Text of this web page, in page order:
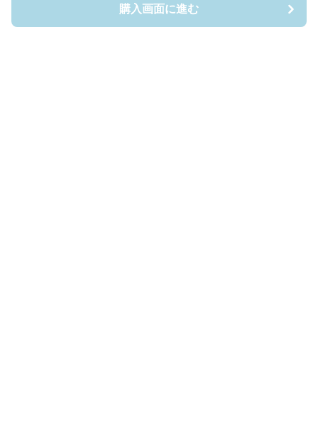
購入画面に進む
購入画面に進む